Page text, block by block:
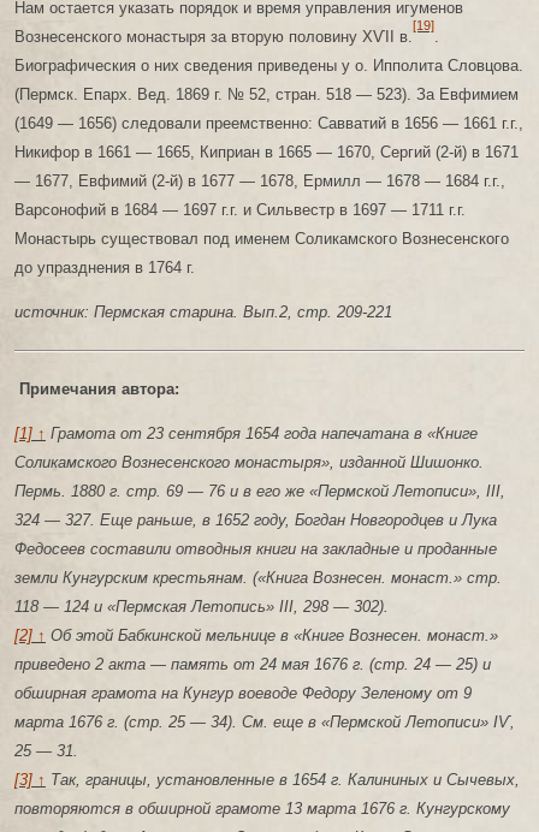
Нам остается указать порядок и время управления игуменов
Вознесенского монастыря за вторую половину ХѴІІ в.
[19]
.
Биографическия о них сведения приведены у о. Ипполита Словцова.
(Пермск. Епарх. Вед. 1869 г. № 52, стран. 518 — 523). За Евфимием
(1649 — 1656) следовали преемственно: Савватий в 1656 — 1661 г.г.,
Никифор в 1661 — 1665, Киприан в 1665 — 1670, Сергий (2-й) в 1671
— 1677, Евфимий (2-й) в 1677 — 1678, Ермилл — 1678 — 1684 г.г.,
Варсонофий в 1684 — 1697 г.г. и Сильвестр в 1697 — 1711 г.г.
Монастырь существовал под именем Соликамского Вознесенского
до упразднения в 1764 г.
источник: Пермская старина. Вып.2, стр. 209-221
Примечания автора:
[1] ↑ Грамота от 23 сентября 1654 года напечатана в «Книге
Соликамского Вознесенского монастыря», изданной Шишонко.
Пермь. 1880 г. стр. 69 — 76 и в его же «Пермской Летописи», III,
324 — 327. Еще раньше, в 1652 году, Богдан Новгородцев и Лука
Федосеев составили отводныя книги на закладные и проданные
земли Кунгурским крестьянам. («Книга Вознесен. монаст.» стр.
118 — 124 и «Пермская Летопись» III, 298 — 302).
[2] ↑ Об этой Бабкинской мельнице в «Книге Вознесен. монаст.»
приведено 2 акта — память от 24 мая 1676 г. (стр. 24 — 25) и
обширная грамота на Кунгур воеводе Федору Зеленому от 9
марта 1676 г. (стр. 25 — 34). См. еще в «Пермской Летописи» ІѴ,
25 — 31.
[3] ↑ Так, границы, установленные в 1654 г. Калининых и Сычевых,
повторяются в обширной грамоте 13 марта 1676 г. Кунгурскому